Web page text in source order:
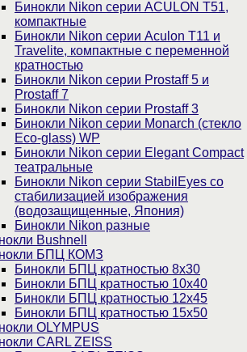
Бинокли Nikon серии ACULON Т51,
компактные
Бинокли Nikon серии Aculon T11 и
Travelite, компактные с переменной
кратностью
Бинокли Nikon серии Prostaff 5 и
Prostaff 7
Бинокли Nikon серии Prostaff 3
Бинокли Nikon серии Monarch (стекло
Eco-glass) WP
Бинокли Nikon серии Elegant Compact
театральные
Бинокли Nikon серии StabilEyes со
стабилизацией изображения
(водозащищенные, Япония)
Бинокли Nikon разные
Bushnell
БПЦ КОМЗ
Бинокли БПЦ кратностью 8х30
Бинокли БПЦ кратностью 10х40
Бинокли БПЦ кратностью 12х45
Бинокли БПЦ кратностью 15х50
OLYMPUS
CARL ZEISS